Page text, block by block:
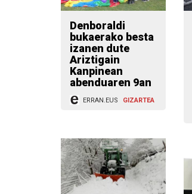
Denboraldi
bukaerako besta
izanen dute
Ariztigain
Kanpinean
abenduaren 9an
ERRAN.EUS GIZARTEA